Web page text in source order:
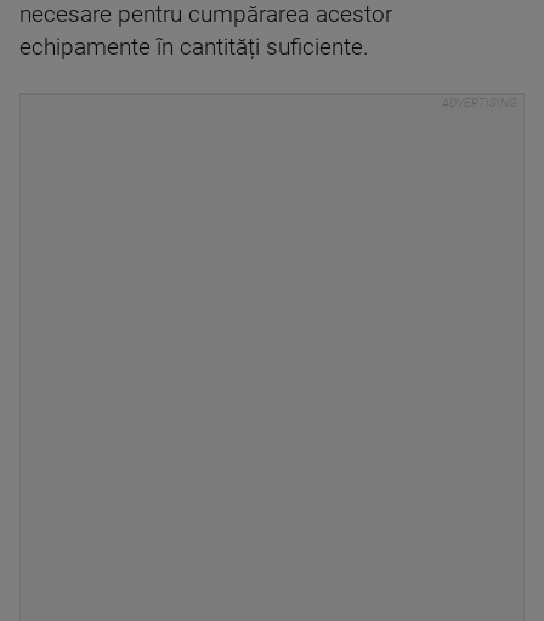
necesare pentru cumpărarea acestor
echipamente în cantități suficiente.